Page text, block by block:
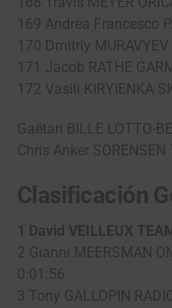
169 Andrea Francesco
170 Dmitriy
171 Jacob RATHE
172 Vasili KIRYIENKA
Gaëtan BILLE LOTTO-
Chris Anker
Clasificación
1 David VEILLEUX
2 Gianni MEERSMAN
0:01:56
3 Tony GALLOPIN